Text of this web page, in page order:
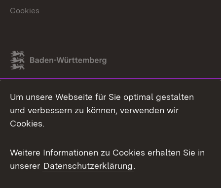
Link zum Landesportal
Cookies
Um unsere Webseite für Sie optimal gestalten
und verbessern zu können, verwenden wir
Cookies.
Weitere Informationen zu Cookies erhalten Sie in
unserer Datenschutzerklärung.